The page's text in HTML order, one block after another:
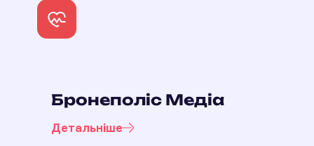
Бронеполіс Медіа
Детальніше